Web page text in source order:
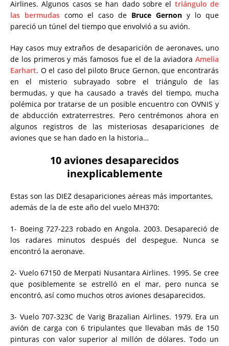
Airlines. Algunos casos se han dado sobre el triángulo de
las bermudas como el caso de Bruce Gernon y lo que
pareció un túnel del tiempo que envolvió a su avión.
Hay casos muy extraños de desaparición de aeronaves, uno
de los primeros y más famosos fue el de la aviadora Amelia
Earhart. O el caso del piloto Bruce Gernon, que encontrarás
en el misterio subrayado sobre el triángulo de las
bermudas, y que ha causado a través del tiempo, mucha
polémica por tratarse de un posible encuentro con OVNIS y
de abducción extraterrestres. Pero centrémonos ahora en
algunos registros de las misteriosas desapariciones de
aviones que se han dado en la historia…
10 aviones desaparecidos
inexplicablemente
Estas son las DIEZ desapariciones aéreas más importantes,
además de la de este año del vuelo MH370:
1- Boeing 727-223 robado en Angola. 2003. Desapareció de
los radares minutos después del despegue. Nunca se
encontró la aeronave.
2- Vuelo 67150 de Merpati Nusantara Airlines. 1995. Se cree
que posiblemente se estrelló en el mar, pero nunca se
encontró, así como muchos otros aviones desaparecidos.
3- Vuelo 707-323C de Varig Brazalian Airlines. 1979. Era un
avión de carga con 6 tripulantes que llevaban más de 150
pinturas con valor superior al millón de dólares. Todo un